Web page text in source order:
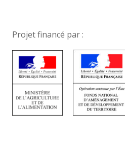
Projet financé par :